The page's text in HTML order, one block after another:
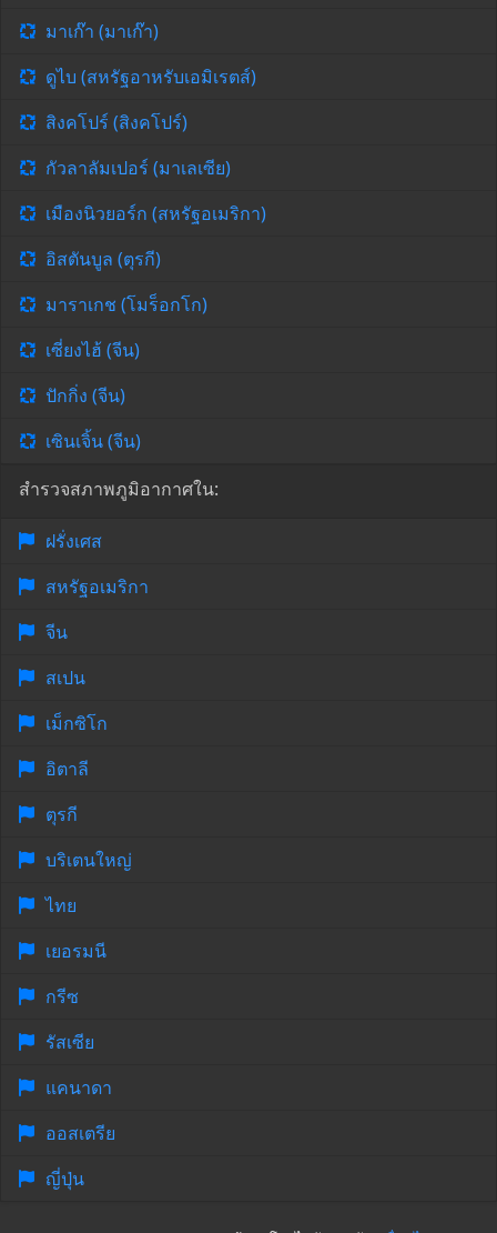
มาเก๊า (มาเก๊า)
ดูไบ (สหรัฐอาหรับเอมิเรตส์)
สิงคโปร์ (สิงคโปร์)
กัวลาลัมเปอร์ (มาเลเซีย)
เมืองนิวยอร์ก (สหรัฐอเมริกา)
อิสตันบูล (ตุรกี)
มาราเกช (โมร็อกโก)
เซี่ยงไฮ้ (จีน)
ปักกิ่ง (จีน)
เซินเจิ้น (จีน)
สำรวจสภาพภูมิอากาศใน:
ฝรั่งเศส
สหรัฐอเมริกา
จีน
สเปน
เม็กซิโก
อิตาลี
ตุรกี
บริเตนใหญ่
ไทย
เยอรมนี
กรีซ
รัสเซีย
แคนาดา
ออสเตรีย
ญี่ปุ่น